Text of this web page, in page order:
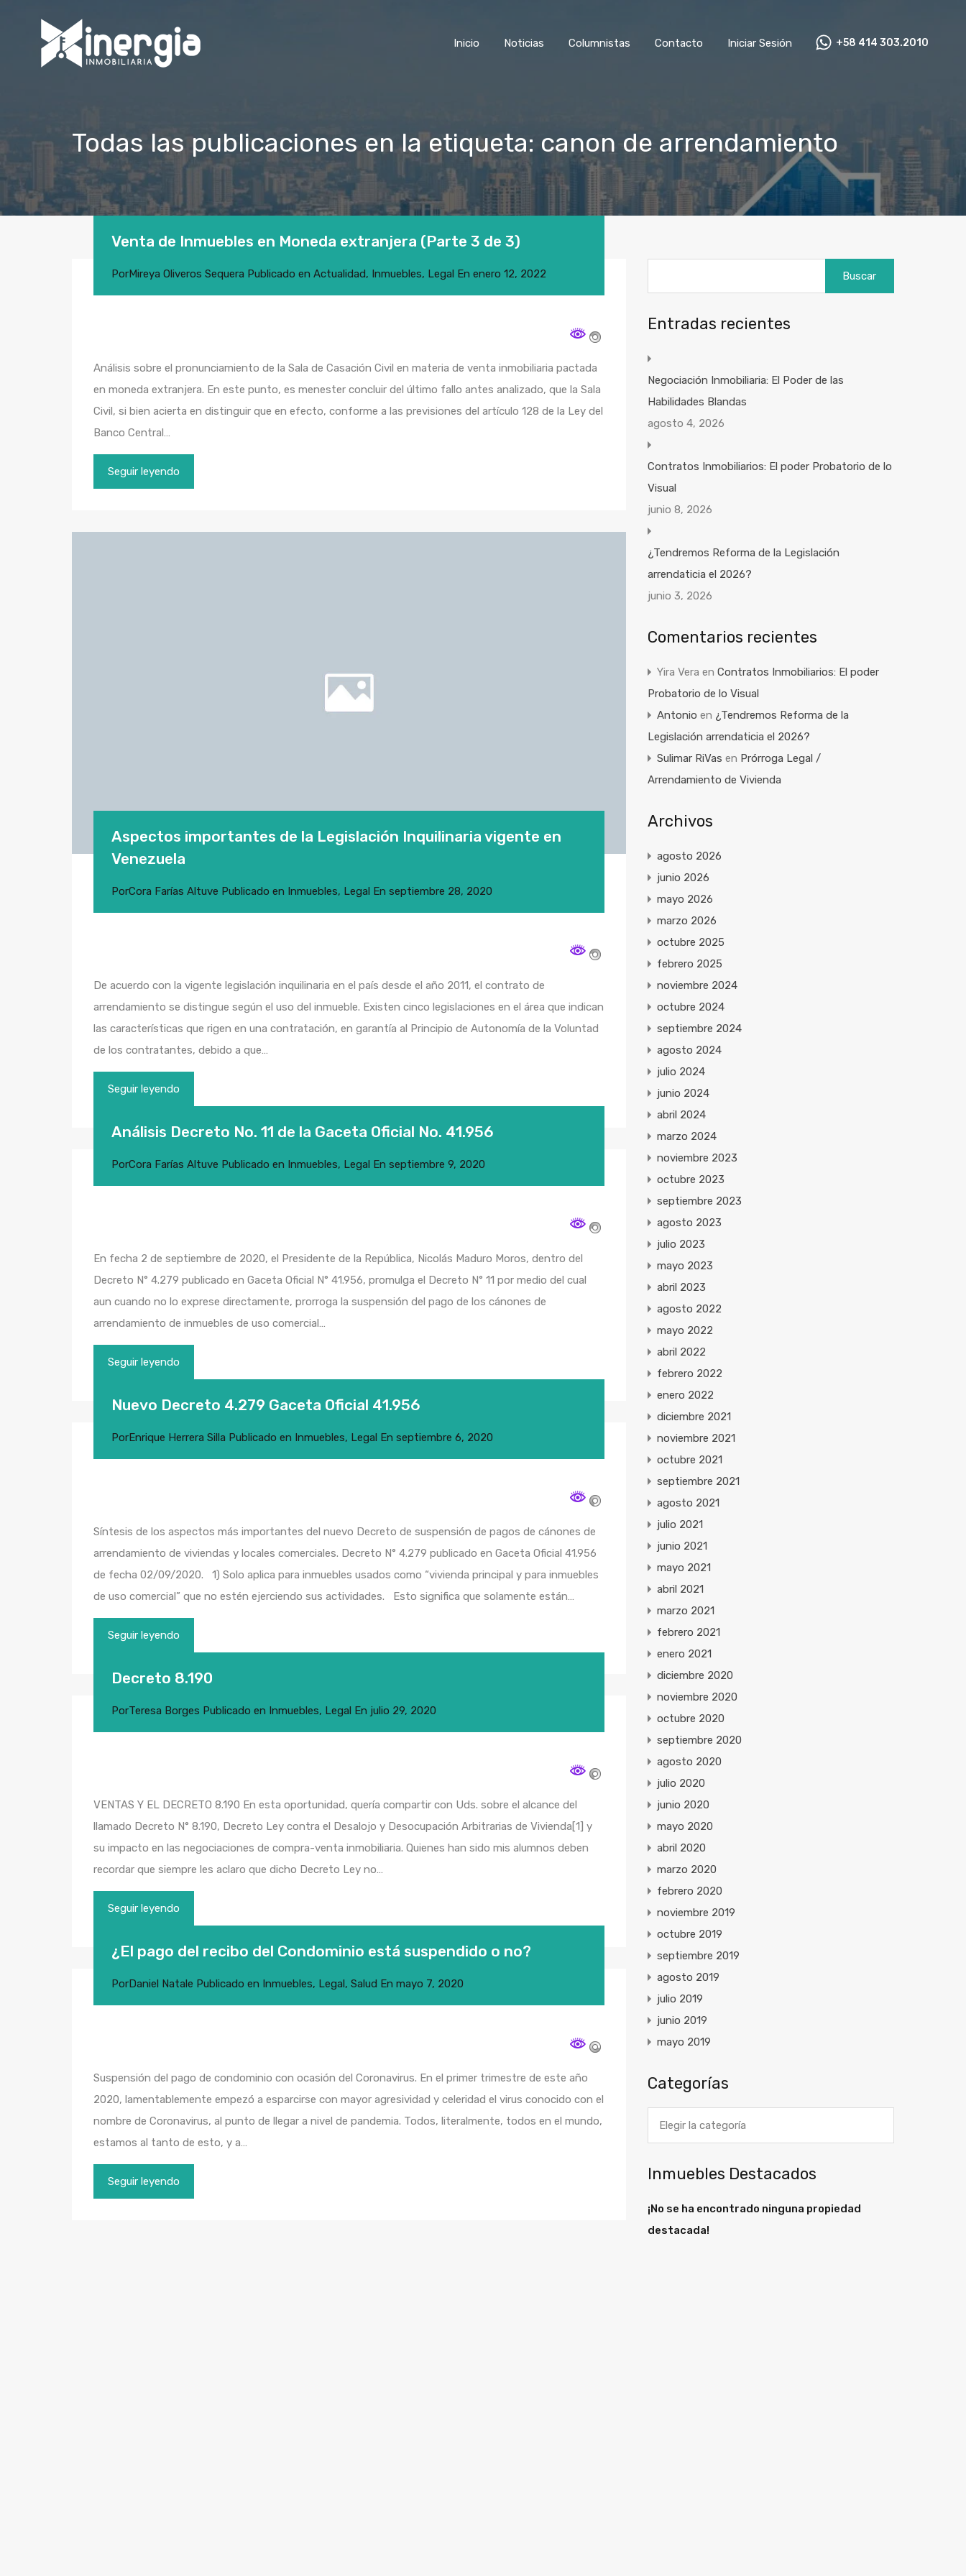
Inicio Noticias Columnistas Contacto Iniciar Sesión +58 414 303.2010
Todas las publicaciones en la etiqueta: canon de arrendamiento
Venta de Inmuebles en Moneda extranjera (Parte 3 de 3)
PorMireya Oliveros Sequera Publicado en Actualidad, Inmuebles, Legal En enero 12, 2022
Análisis sobre el pronunciamiento de la Sala de Casación Civil en materia de venta inmobiliaria pactada
en moneda extranjera. En este punto, es menester concluir del último fallo antes analizado, que la Sala
Civil, si bien acierta en distinguir que en efecto, conforme a las previsiones del artículo 128 de la Ley del
Banco Central…
Seguir leyendo
Aspectos importantes de la Legislación Inquilinaria vigente en
Venezuela
PorCora Farías Altuve Publicado en Inmuebles, Legal En septiembre 28, 2020
De acuerdo con la vigente legislación inquilinaria en el país desde el año 2011, el contrato de
arrendamiento se distingue según el uso del inmueble. Existen cinco legislaciones en el área que indican
las características que rigen en una contratación, en garantía al Principio de Autonomía de la Voluntad
de los contratantes, debido a que…
Seguir leyendo
Análisis Decreto No. 11 de la Gaceta Oficial No. 41.956
PorCora Farías Altuve Publicado en Inmuebles, Legal En septiembre 9, 2020
En fecha 2 de septiembre de 2020, el Presidente de la República, Nicolás Maduro Moros, dentro del
Decreto N° 4.279 publicado en Gaceta Oficial N° 41.956, promulga el Decreto N° 11 por medio del cual
aun cuando no lo exprese directamente, prorroga la suspensión del pago de los cánones de
arrendamiento de inmuebles de uso comercial…
Seguir leyendo
Nuevo Decreto 4.279 Gaceta Oficial 41.956
PorEnrique Herrera Silla Publicado en Inmuebles, Legal En septiembre 6, 2020
Síntesis de los aspectos más importantes del nuevo Decreto de suspensión de pagos de cánones de
arrendamiento de viviendas y locales comerciales. Decreto N° 4.279 publicado en Gaceta Oficial 41.956
de fecha 02/09/2020. 1) Solo aplica para inmuebles usados como “vivienda principal y para inmuebles
de uso comercial” que no estén ejerciendo sus actividades. Esto significa que solamente están…
Seguir leyendo
Decreto 8.190
PorTeresa Borges Publicado en Inmuebles, Legal En julio 29, 2020
VENTAS Y EL DECRETO 8.190 En esta oportunidad, quería compartir con Uds. sobre el alcance del
llamado Decreto N° 8.190, Decreto Ley contra el Desalojo y Desocupación Arbitrarias de Vivienda[1] y
su impacto en las negociaciones de compra-venta inmobiliaria. Quienes han sido mis alumnos deben
recordar que siempre les aclaro que dicho Decreto Ley no…
Seguir leyendo
¿El pago del recibo del Condominio está suspendido o no?
PorDaniel Natale Publicado en Inmuebles, Legal, Salud En mayo 7, 2020
Suspensión del pago de condominio con ocasión del Coronavirus. En el primer trimestre de este año
2020, lamentablemente empezó a esparcirse con mayor agresividad y celeridad el virus conocido con el
nombre de Coronavirus, al punto de llegar a nivel de pandemia. Todos, literalmente, todos en el mundo,
estamos al tanto de esto, y a…
Seguir leyendo
Entradas recientes
Negociación Inmobiliaria: El Poder de las
Habilidades Blandas
agosto 4, 2026
Contratos Inmobiliarios: El poder Probatorio de lo
Visual
junio 8, 2026
¿Tendremos Reforma de la Legislación
arrendaticia el 2026?
junio 3, 2026
Comentarios recientes
Yira Vera en Contratos Inmobiliarios: El poder
Probatorio de lo Visual
Antonio en ¿Tendremos Reforma de la
Legislación arrendaticia el 2026?
Sulimar RiVas en Prórroga Legal /
Arrendamiento de Vivienda
Archivos
agosto 2026
junio 2026
mayo 2026
marzo 2026
octubre 2025
febrero 2025
noviembre 2024
octubre 2024
septiembre 2024
agosto 2024
julio 2024
junio 2024
abril 2024
marzo 2024
noviembre 2023
octubre 2023
septiembre 2023
agosto 2023
julio 2023
mayo 2023
abril 2023
agosto 2022
mayo 2022
abril 2022
febrero 2022
enero 2022
diciembre 2021
noviembre 2021
octubre 2021
septiembre 2021
agosto 2021
julio 2021
junio 2021
mayo 2021
abril 2021
marzo 2021
febrero 2021
enero 2021
diciembre 2020
noviembre 2020
octubre 2020
septiembre 2020
agosto 2020
julio 2020
junio 2020
mayo 2020
abril 2020
marzo 2020
febrero 2020
noviembre 2019
octubre 2019
septiembre 2019
agosto 2019
julio 2019
junio 2019
mayo 2019
Categorías
Inmuebles Destacados
¡No se ha encontrado ninguna propiedad
destacada!